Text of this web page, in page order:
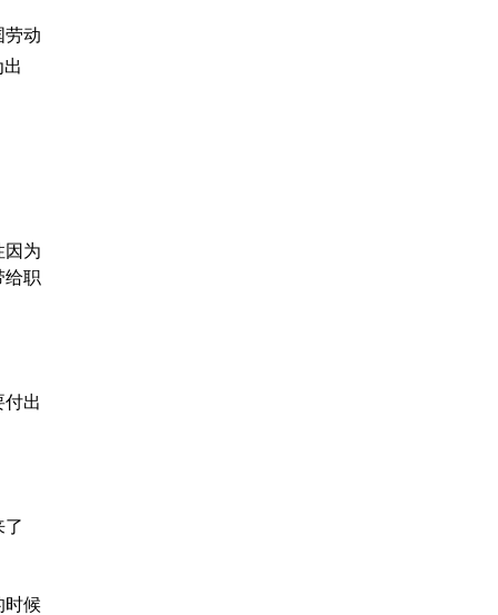
劳动
因为
给职
出
了
时候